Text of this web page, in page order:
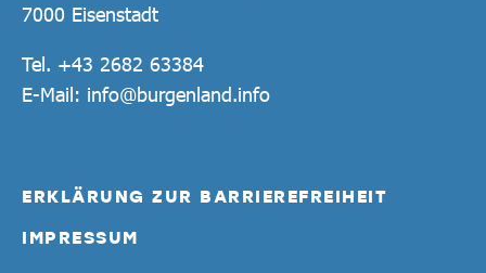
7000 Eisenstadt
Tel. +43 2682 63384
E-Mail: info@burgenland.info
ERKLÄRUNG ZUR BARRIEREFREIHEIT
IMPRESSUM